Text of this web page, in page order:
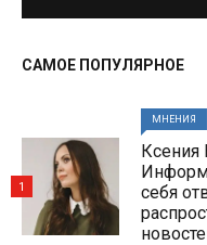
САМОЕ ПОПУЛЯРНОЕ
МНЕНИЯ
Ксения
себя
1